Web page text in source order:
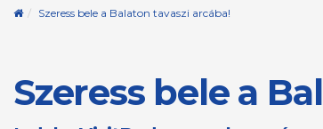
Kezdőoldal
Szeress bele a Balaton tavaszi arcába!
Szeress bele a